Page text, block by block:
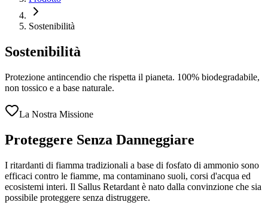
Sostenibilità
Sostenibilità
Protezione antincendio che rispetta il pianeta. 100% biodegradabile,
non tossico e a base naturale.
La Nostra Missione
Proteggere Senza Danneggiare
I ritardanti di fiamma tradizionali a base di fosfato di ammonio sono
efficaci contro le fiamme, ma contaminano suoli, corsi d'acqua ed
ecosistemi interi. Il Sallus Retardant è nato dalla convinzione che sia
possibile proteggere senza distruggere.